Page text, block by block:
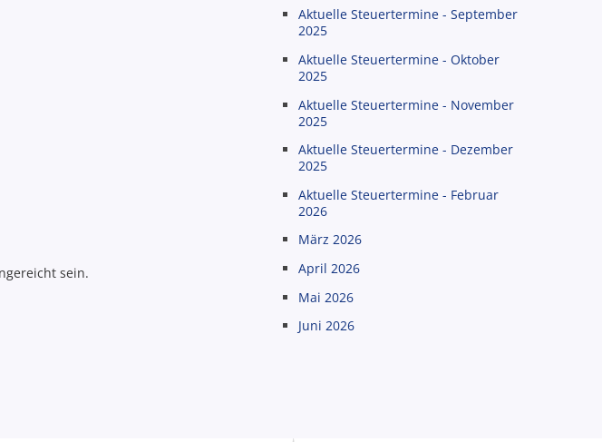
sein.
Aktuelle Steuertermine - September
2025
Aktuelle Steuertermine - Oktober
2025
Aktuelle Steuertermine - November
2025
Aktuelle Steuertermine - Dezember
2025
Aktuelle Steuertermine - Februar
2026
März 2026
April 2026
Mai 2026
Juni 2026